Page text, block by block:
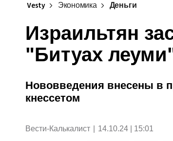
Vesty Экономика Деньги
Израильтян
"Битуах
Нововведения внесены в
кнессетом
Вести-Калькалист 14.10.24 | 15:01